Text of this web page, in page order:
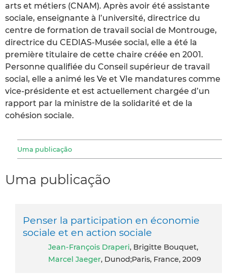
arts et métiers (CNAM). Après avoir été assistante
sociale, enseignante à l’université, directrice du
centre de formation de travail social de Montrouge,
directrice du CEDIAS-Musée social, elle a été la
première titulaire de cette chaire créée en 2001.
Personne qualifiée du Conseil supérieur de travail
social, elle a animé les Ve et VIe mandatures comme
vice-présidente et est actuellement chargée d’un
rapport par la ministre de la solidarité et de la
cohésion sociale.
Uma publicação
Uma publicação
Penser la participation en économie
sociale et en action sociale
Jean-François Draperi, Brigitte Bouquet,
Marcel Jaeger, Dunod;Paris, France, 2009